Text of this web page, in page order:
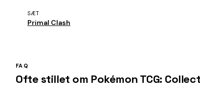
SÆT
Primal Clash
FAQ
Ofte stillet om Pokémon TCG: